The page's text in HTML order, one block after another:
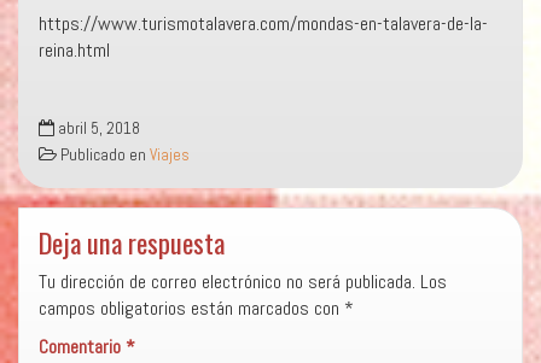
https://www.turismotalavera.com/mondas-en-talavera-de-la-
reina.html
abril 5, 2018
Publicado en Viajes
Deja una respuesta
Tu dirección de correo electrónico no será publicada. Los
campos obligatorios están marcados con *
Comentario*